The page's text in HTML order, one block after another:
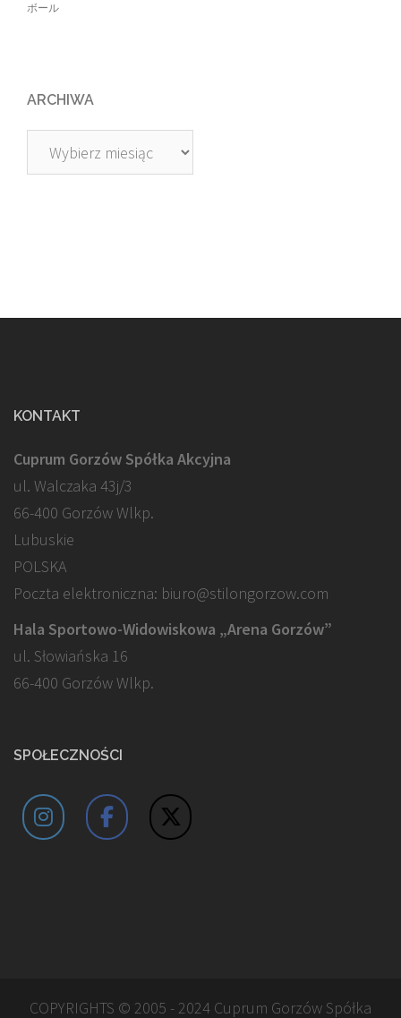
ボール
ARCHIWA
Archiwa
KONTAKT
Cuprum Gorzów Spółka Akcyjna
ul. Walczaka 43j/3
66-400 Gorzów Wlkp.
Lubuskie
POLSKA
Poczta elektroniczna: biuro@stilongorzow.com
Hala Sportowo-Widowiskowa „Arena Gorzów”
ul. Słowiańska 16
66-400 Gorzów Wlkp.
SPOŁECZNOŚCI
COPYRIGHTS © 2005 - 2024 Cuprum Gorzów Spółka